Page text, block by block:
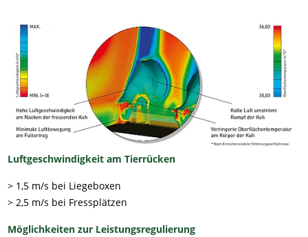
Luftgeschwindigkeit am Tierrücken
> 1,5 m/s bei Liegeboxen
> 2,5 m/s bei Fressplätzen
Möglichkeiten zur Leistungsregulierung